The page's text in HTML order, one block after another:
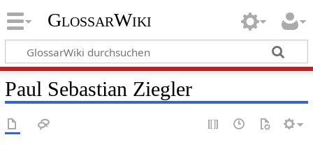
GlossarWiki
Paul Sebastian Ziegler